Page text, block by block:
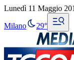
Lunedì 11 Maggio
Milano 29°